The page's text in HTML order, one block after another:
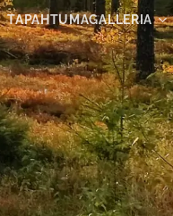
TAPAHTUMAGALLERIA